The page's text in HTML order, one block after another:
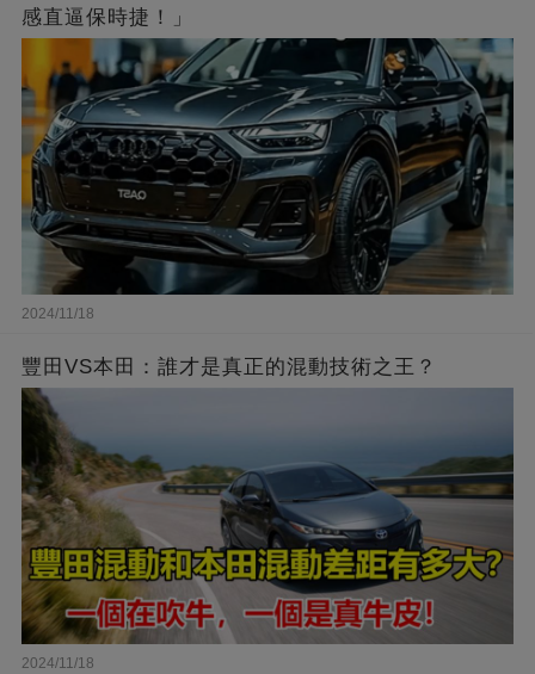
感直逼保時捷！」
2024/11/18
豐田VS本田：誰才是真正的混動技術之王？
2024/11/18